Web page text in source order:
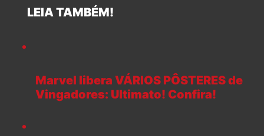
LEIA TAMBÉM!
Marvel libera VÁRIOS PÔSTERES de
Vingadores: Ultimato! Confira!